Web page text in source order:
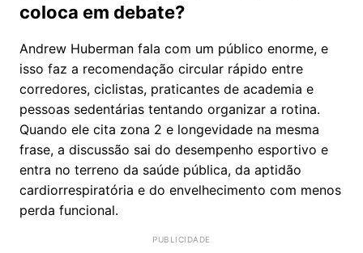
coloca em debate?
Andrew Huberman fala com um público enorme, e
isso faz a recomendação circular rápido entre
corredores, ciclistas, praticantes de academia e
pessoas sedentárias tentando organizar a rotina.
Quando ele cita zona 2 e longevidade na mesma
frase, a discussão sai do desempenho esportivo e
entra no terreno da saúde pública, da aptidão
cardiorrespiratória e do envelhecimento com menos
perda funcional.